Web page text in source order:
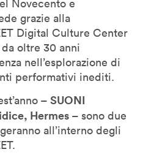
Novecento e
grazie alla
Digital Culture Center
oltre 30 anni
nell’esplorazione di
performativi inediti.
– SUONI
Hermes – sono due
all’interno degli